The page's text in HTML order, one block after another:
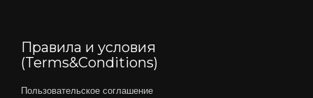
Правила и условия
(Terms&Conditions)
Пользовательское соглашение